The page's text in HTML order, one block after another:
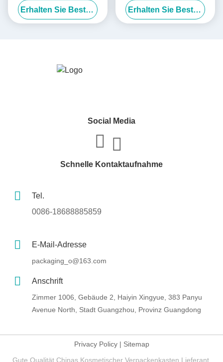
Erhalten Sie Besten Preis
Logo mit Griff für den
Einzelhandel
Erhalten Sie Besten Preis
Social Media
Schnelle Kontaktaufnahme
Tel.
0086-18688885859
E-Mail-Adresse
packaging_o@163.com
Anschrift
Zimmer 1006, Gebäude 2, Haiyin Xingyue, 383 Panyu
Avenue North, Stadt Guangzhou, Provinz Guangdong
Privacy Policy| Sitemap
Gute Qualität Chinas Kosmetischer Verpackenkasten Lieferant.